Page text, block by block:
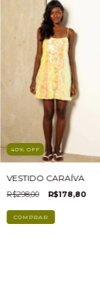
40%OFF
VESTIDO CARAÍVA
R$298,00 R$178,80
COMPRAR